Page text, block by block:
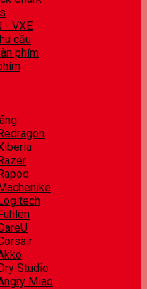
- VXE
cầu
phím
Studio
Miao